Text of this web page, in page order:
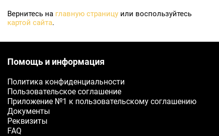
Вернитесь на главную страницу или воспользуйтесь
картой сайта.
Помощь и информация
Политика конфиденциальности
Пользовательское соглашение
Приложение №1 к пользовательскому соглашению
Документы
Реквизиты
FAQ